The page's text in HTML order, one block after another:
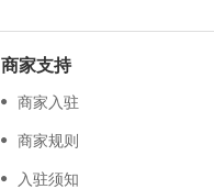
商家支持
商家入驻
商家规则
入驻须知